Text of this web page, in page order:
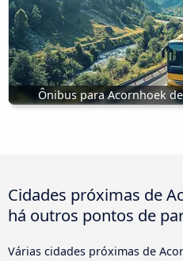
Ônibus para Acornhoek
Cidades próximas de
há outros pontos de
Várias cidades próximas de